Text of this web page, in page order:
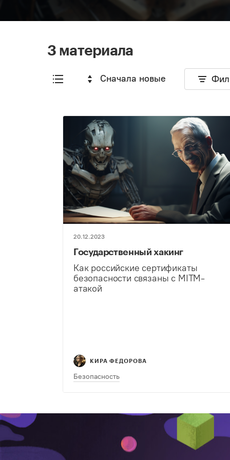
3 материала
Сначала новые
20.12.2023
Государственный хакинг
Как российские сертификаты
безопасности связаны с MITM-
атакой
КИРА ФЕДОРОВА
Безопасность